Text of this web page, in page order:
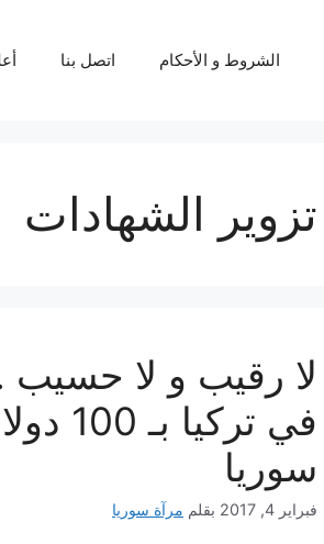
الشروط و الأحكام اتصل بنا
تزوير الشهادات
لا رقيب و لا
في
سوريا
فبراير 4, 2017 بقلم مرآة سوريا